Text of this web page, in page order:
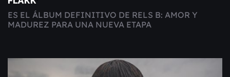
ES EL ÁLBUM DEFINITIVO DE RELS B: AMOR Y
MADUREZ PARA UNA NUEVA ETAPA